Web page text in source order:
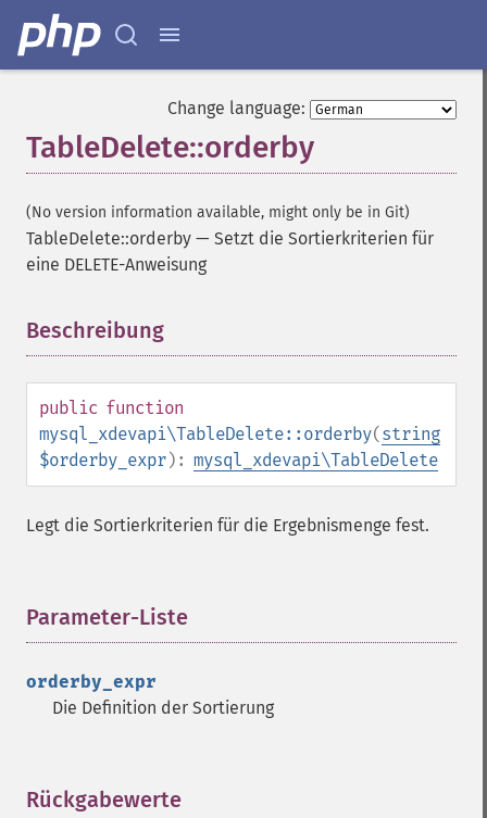
Change language:
TableDelete::orderby
(No version information available, might only be in Git)
TableDelete::orderby — Setzt die Sortierkriterien für
eine DELETE-Anweisung
Beschreibung
public function
mysql_xdevapi\TableDelete::orderby(string
$orderby_expr): mysql_xdevapi\TableDelete
Legt die Sortierkriterien für die Ergebnismenge fest.
Parameter-Liste
orderby_expr
Die Definition der Sortierung
Rückgabewerte